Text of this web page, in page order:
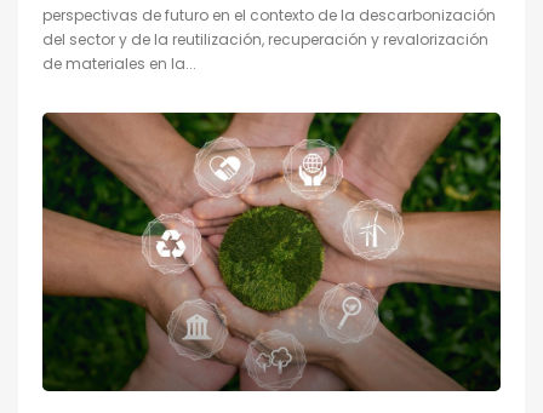
perspectivas de futuro en el contexto de la descarbonización
del sector y de la reutilización, recuperación y revalorización
de materiales en la...